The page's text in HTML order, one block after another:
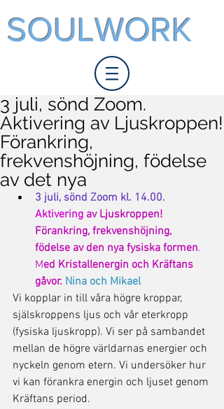
SOULWORK
3 juli, sönd Zoom.
Aktivering av Ljuskroppen!
Förankring,
frekvenshöjning, födelse
av det nya
3 juli, sönd Zoom kl. 14.00.
Aktivering av Ljuskroppen!
Förankring, frekvenshöjning,
födelse av den nya fysiska formen.
Med Kristallenergin och Kräftans
gåvor. Nina och Mikael
Vi kopplar in till våra högre kroppar,
själskroppens ljus och vår eterkropp
(fysiska ljuskropp). Vi ser på sambandet
mellan de högre världarnas energier och
nyckeln genom etern. Vi undersöker hur
vi kan förankra energin och ljuset genom
Kräftans period.